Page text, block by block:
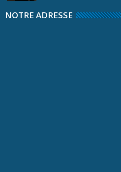
NOTRE ADRESSE